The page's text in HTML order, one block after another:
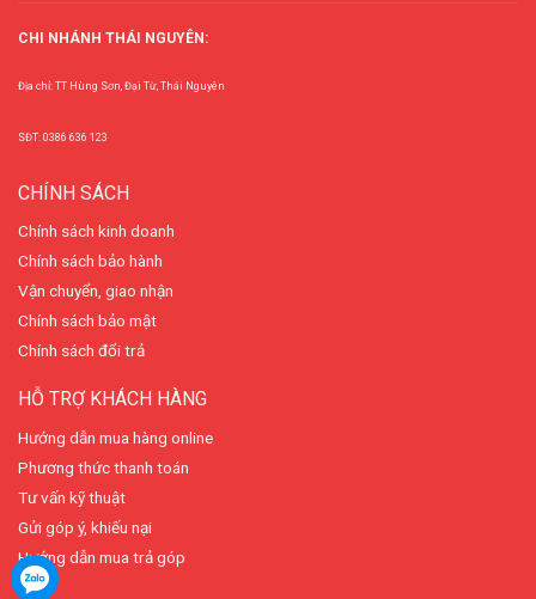
CHI NHÁNH THÁI NGUYÊN:
Địa chỉ: TT Hùng Sơn, Đại Từ, Thái Nguyên
SĐT: 0386 636 123
CHÍNH SÁCH
Chính sách kinh doanh
Chính sách bảo hành
Vận chuyển, giao nhận
Chính sách bảo mật
Chính sách đổi trả
HỖ TRỢ KHÁCH HÀNG
Hướng dẫn mua hàng online
Phương thức thanh toán
Tư vấn kỹ thuật
Gửi góp ý, khiếu nại
Hướng dẫn mua trả góp